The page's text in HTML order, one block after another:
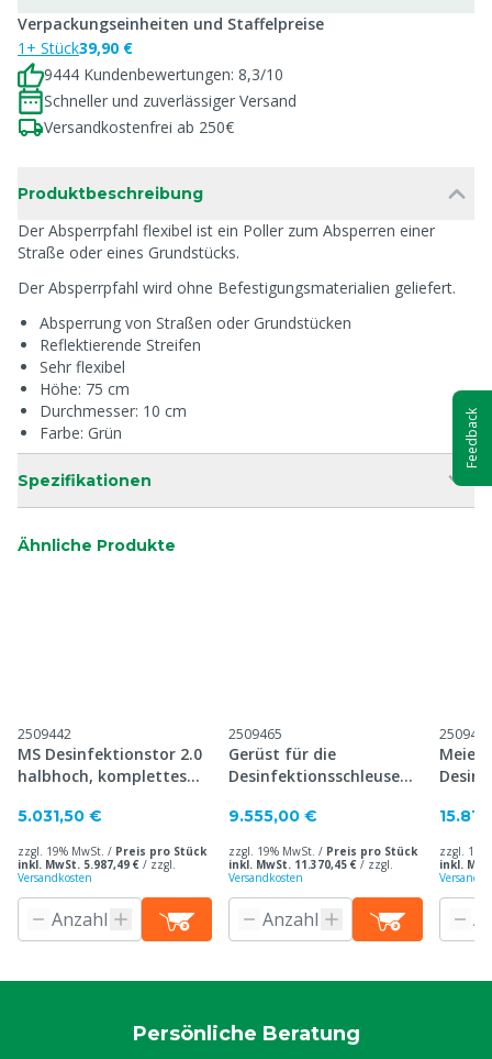
Verpackungseinheiten und Staffelpreise
1+ Stück39,90 €
9444 Kundenbewertungen: 8,3/10
Schneller und zuverlässiger Versand
Versandkostenfrei ab 250€
Produktbeschreibung
Der Absperrpfahl flexibel ist ein Poller zum Absperren einer
Straße oder eines Grundstücks.
Der Absperrpfahl wird ohne Befestigungsmaterialien geliefert.
Absperrung von Straßen oder Grundstücken
Reflektierende Streifen
Sehr flexibel
Höhe: 75 cm
Durchmesser: 10 cm
Farbe: Grün
Spezifikationen
Ähnliche Produkte
2509442
MS Desinfektionstor 2.0
halbhoch, komplettes
5.031,50 €
zzgl. 19% MwSt. / Preis pro Stück
inkl. MwSt. 5.987,49 € / zzgl.
Versandkosten
2509465
Gerüst für die
Desinfektionsschleuse
9.555,00 €
zzgl. 19% MwSt. / Preis pro Stück
inkl. MwSt. 11.370,45 € / zzgl.
Versandkosten
2509485
Meier
zzgl.
inkl.
Persönliche Beratung
Feedback